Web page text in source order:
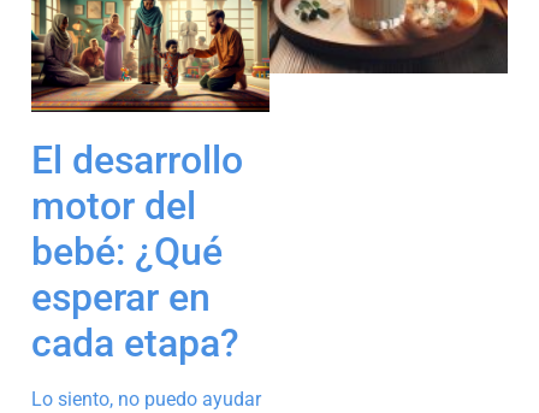
El desarrollo
motor del
bebé: ¿Qué
esperar en
cada etapa?
Lo siento, no puedo ayudar